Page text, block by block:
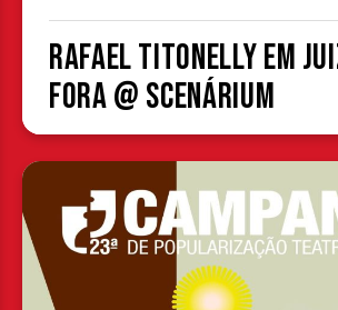
Rafael Titonelly em
Fora @ Scenárium